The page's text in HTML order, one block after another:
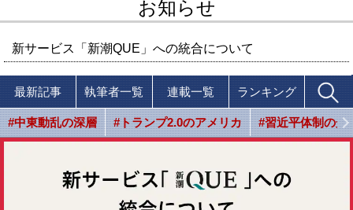
お知らせ
新サービス「新潮QUE」への統合について
最新記事 執筆者一覧 連載一覧 ランキング
#中東動乱の深層 #トランプ2.0のアメリカ #習近平体制の光